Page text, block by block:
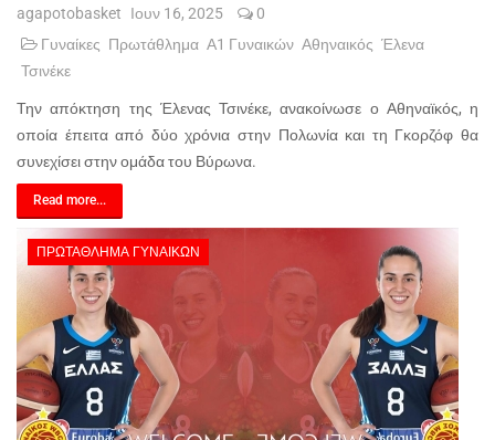
agapotobasket Ιουν 16, 2025
0
Γυναίκες Πρωτάθλημα Α1 Γυναικών Αθηναικός Έλενα
Τσινέκε
Την απόκτηση της Έλενας Τσινέκε, ανακοίνωσε ο Αθηναϊκός, η
οποία έπειτα από δύο χρόνια στην Πολωνία και τη Γκορζόφ θα
συνεχίσει στην ομάδα του Βύρωνα.
Read more...
ΠΡΩΤΆΘΛΗΜΑ ΓΥΝΑΙΚΏΝ